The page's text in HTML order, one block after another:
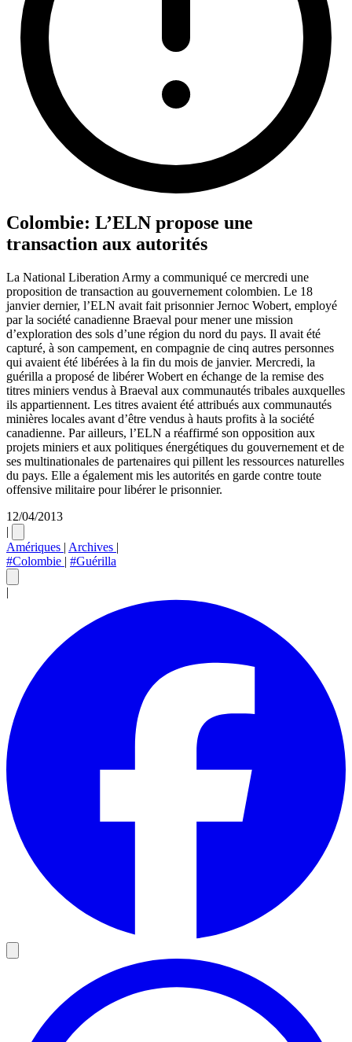
Colombie: L’ELN propose une
transaction aux autorités
La National Liberation Army a communiqué ce mercredi une
proposition de transaction au gouvernement colombien. Le 18
janvier dernier, l’ELN avait fait prisonnier Jernoc Wobert, employé
par la société canadienne Braeval pour mener une mission
d’exploration des sols d’une région du nord du pays. Il avait été
capturé, à son campement, en compagnie de cinq autres personnes
qui avaient été libérées à la fin du mois de janvier. Mercredi, la
guérilla a proposé de libérer Wobert en échange de la remise des
titres miniers vendus à Braeval aux communautés tribales auxquelles
ils appartiennent. Les titres avaient été attribués aux communautés
minières locales avant d’être vendus à hauts profits à la société
canadienne. Par ailleurs, l’ELN a réaffirmé son opposition aux
projets miniers et aux politiques énergétiques du gouvernement et de
ses multinationales de partenaires qui pillent les ressources naturelles
du pays. Elle a également mis les autorités en garde contre toute
offensive militaire pour libérer le prisonnier.
12/04/2013
|
Amériques | Archives |
#Colombie | #Guérilla
|